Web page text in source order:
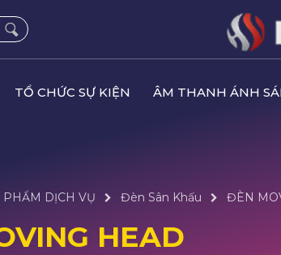
TỔ CHỨC SỰ KIỆN ÂM THANH ÁNH
PHẨM DỊCH VỤ Đèn Sân Khấu ĐÈN
HEAD